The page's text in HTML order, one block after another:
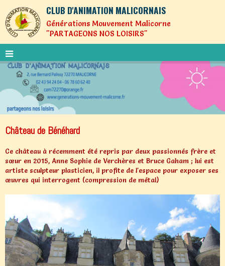
CLUB D'ANIMATION MALICORNAIS
Générations Mouvement Malicorne
"PARTAGEONS NOS LOISIRS"
Château de Bénéhard
Ce château à récemment été repris par deux passionnés frère et
sœur en 2015, Anne Sophie de Verchères et Bruce Gaham ; lui est
artiste sculpteur plasticien, il profite de l'espace pour exposer ses
œuvres qui interrogent (compression de métal)